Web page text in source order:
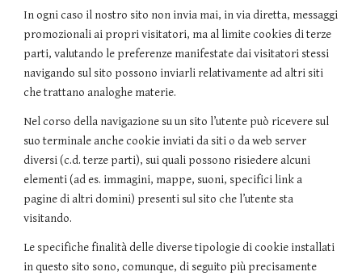
In ogni caso il nostro sito non invia mai, in via diretta, messaggi
promozionali ai propri visitatori, ma al limite cookies di terze
parti, valutando le preferenze manifestate dai visitatori stessi
navigando sul sito possono inviarli relativamente ad altri siti
che trattano analoghe materie.
Nel corso della navigazione su un sito l’utente può ricevere sul
suo terminale anche cookie inviati da siti o da web server
diversi (c.d. terze parti), sui quali possono risiedere alcuni
elementi (ad es. immagini, mappe, suoni, specifici link a
pagine di altri domini) presenti sul sito che l’utente sta
visitando.
Le specifiche finalità delle diverse tipologie di cookie installati
in questo sito sono, comunque, di seguito più precisamente